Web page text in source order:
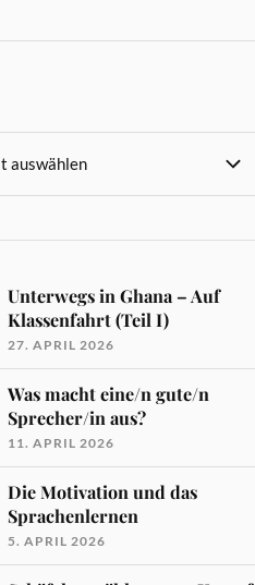
Unterwegs in Ghana – Auf
Klassenfahrt (Teil I)
27. APRIL 2026
Was macht eine/n gute/n
Sprecher/in aus?
11. APRIL 2026
Die Motivation und das
Sprachenlernen
5. APRIL 2026